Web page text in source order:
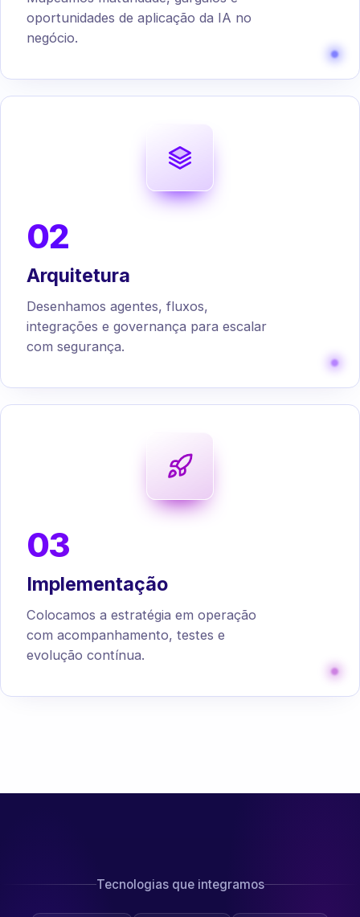
oportunidades de aplicação da IA no
negócio.
02
Arquitetura
Desenhamos agentes, fluxos,
integrações e governança para escalar
com segurança.
03
Implementação
Colocamos a estratégia em operação
com acompanhamento, testes e
evolução contínua.
Tecnologias que integramos